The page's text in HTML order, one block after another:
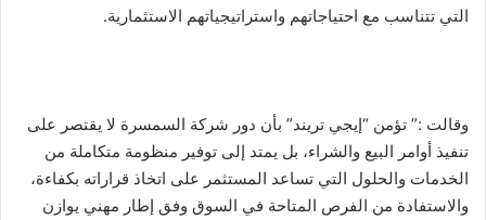
التي تتناسب مع احتياجاتهم واستراتيجياتهم الاستثمارية.
وقالت :” تؤمن “إيجي تريند” بأن دور شركة السمسرة لا يقتصر على
تنفيذ أوامر البيع والشراء، بل يمتد إلى توفير منظومة متكاملة من
الخدمات والحلول التي تساعد المستثمر على اتخاذ قراراته بكفاءة،
والاستفادة من الفرص المتاحة في السوق وفق إطار مهني يوازن